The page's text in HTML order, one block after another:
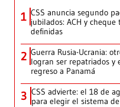
1 CSS anuncia segundo
jubilados: ACH y cheque
definidas
2 Guerra Rusia-Ucrania:
logran ser repatriados y
regreso a Panamá
3 CSS advierte: el 18 de
para elegir el sistema